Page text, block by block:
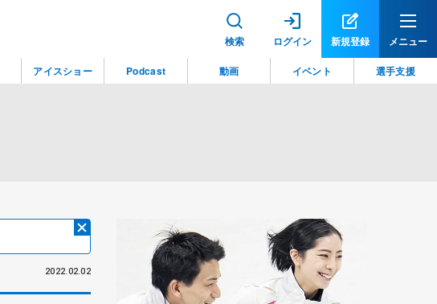
検索 ログイン 新規登録 メニュー
2022.02.02
アイスショー Podcast 動画 イベント 選手支援